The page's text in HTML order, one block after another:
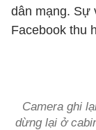
dân mạng. Sự
Facebook thu
Camera ghi
dừng lại ở